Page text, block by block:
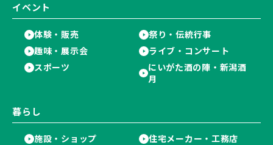
イベント
体験・販売
祭り・伝統行事
趣味・展示会
ライブ・コンサート
スポーツ
にいがた酒の陣・新潟酒
月
暮らし
施設・ショップ
住宅メーカー・工務店